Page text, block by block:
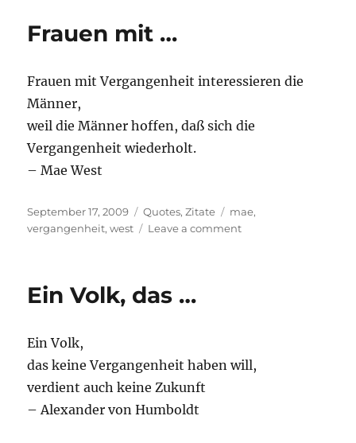
Frauen mit …
Frauen mit Vergangenheit interessieren die
Männer,
weil die Männer hoffen, daß sich die
Vergangenheit wiederholt.
– Mae West
Posted
on
September 17, 2009 Categories
Quotes,Zitate Tags
mae,
vergangenheit,west Leave a commenton
Ein Volk, das …
Ein Volk,
das keine Vergangenheit haben will,
verdient auch keine Zukunft
– Alexander von Humboldt